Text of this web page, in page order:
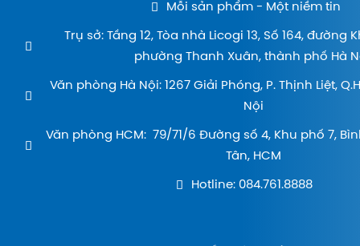
Mỗi sản phẩm - Một niềm tin
Trụ sở: Tầng 12, Tòa nhà Licogi 13, Số 164, đường
phường Thanh Xuân, thành phố Hà
Văn phòng Hà Nội: 1267 Giải Phóng, P. Thịnh Liệt,
Nội
Văn phòng HCM: 79/71/6 Đường số 4, Khu phố 7,
Tân, HCM
Hotline: 084.761.8888